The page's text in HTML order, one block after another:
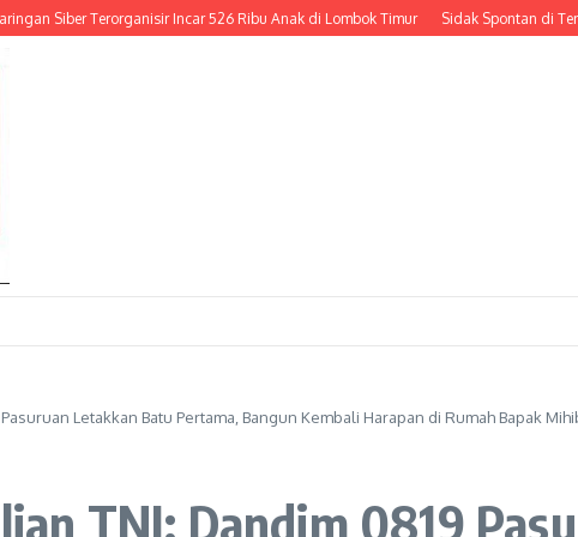
Terorganisir Incar 526 Ribu Anak di Lombok Timur Sidak Spontan di Tengah
Letakkan Batu Pertama, Bangun Kembali Harapan di Rumah Bapak
TNI: Dandim 0819